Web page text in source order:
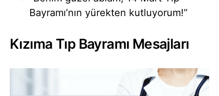
Bayramı’nın yürekten kutluyorum!”
Kızıma Tıp Bayramı Mesajları